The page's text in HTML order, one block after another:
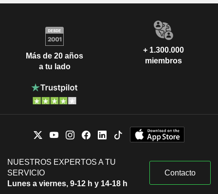
Más de 20 años
a tu lado
+ 1.300.000
miembros
NUESTROS EXPERTOS A TU
SERVICIO
Lunes a viernes, 9-12 h y 14-18 h
Contacto